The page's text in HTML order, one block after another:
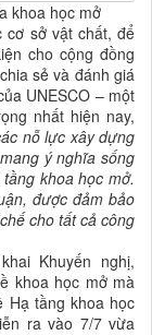
khoa học mở
cơ sở vật chất, để
cho cộng đồng
sẻ và đánh giá
UNESCO – một
nhất hiện nay,
nỗ lực xây dựng
ý nghĩa sống
khoa học mở.
được đảm bảo
cho tất cả công
Khuyến nghị,
khoa học mở mà
Hạ tầng khoa học
ra vào 7/7 vừa